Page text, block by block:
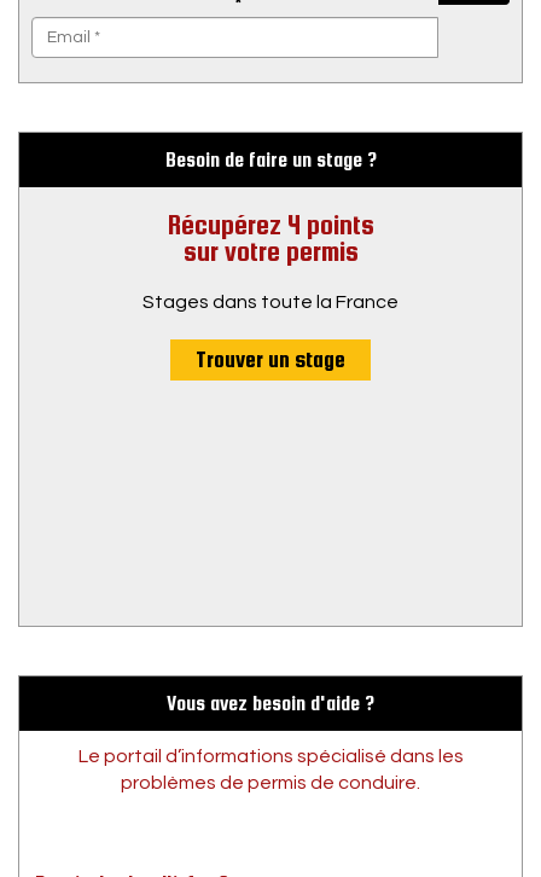
Besoin de faire un stage ?
Récupérez 4 points
sur votre permis
Stages dans toute la France
Trouver un stage
Vous avez besoin d'aide ?
Le portail d’informations spécialisé dans les
problèmes de permis de conduire.